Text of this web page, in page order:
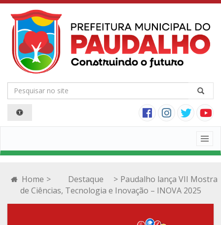
Home > Destaque > Paudalho lança VII Mostra
de Ciências, Tecnologia e Inovação – INOVA 2025